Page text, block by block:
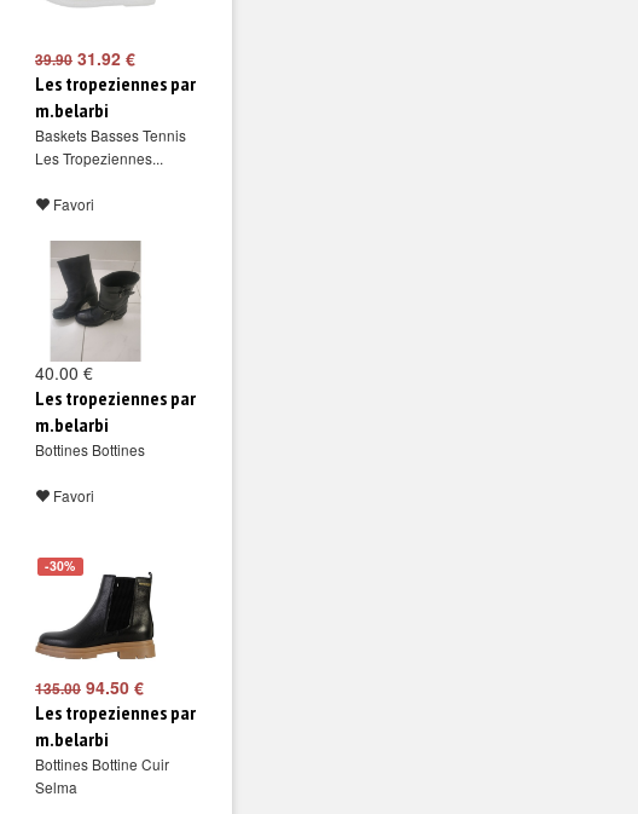
39.90 31.92 €
Les tropeziennes par
m.belarbi
Baskets Basses Tennis
Les Tropeziennes...
Favori
40.00 €
Les tropeziennes par
m.belarbi
Bottines Bottines
Favori
-30%
135.00 94.50 €
Les tropeziennes par
m.belarbi
Bottines Bottine Cuir
Selma